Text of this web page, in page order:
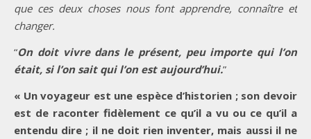
que ces deux choses nous font apprendre, connaître et
changer.
“On doit vivre dans le présent, peu importe qui l’on
était, si l’on sait qui l’on est aujourd’hui.”
« Un voyageur est une espèce d’historien ; son devoir
est de raconter fidèlement ce qu’il a vu ou ce qu’il a
entendu dire ; il ne doit rien inventer, mais aussi il ne